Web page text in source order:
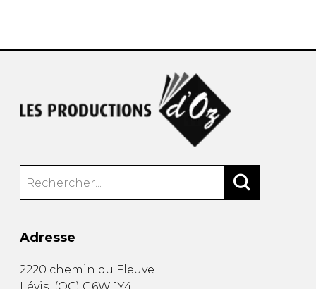
Adresse
2220 chemin du Fleuve